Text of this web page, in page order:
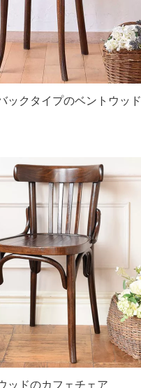
ックタイプのベントウッド
ッドのカフェチェア